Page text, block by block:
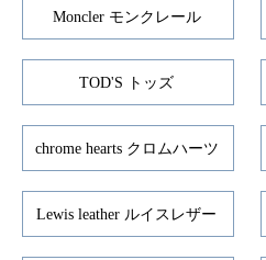
Moncler モンクレール
TOD'S トッズ
chrome hearts クロムハーツ
Lewis leather ルイスレザー